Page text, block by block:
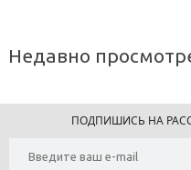
Недавно
ПОДПИШИСЬ НА